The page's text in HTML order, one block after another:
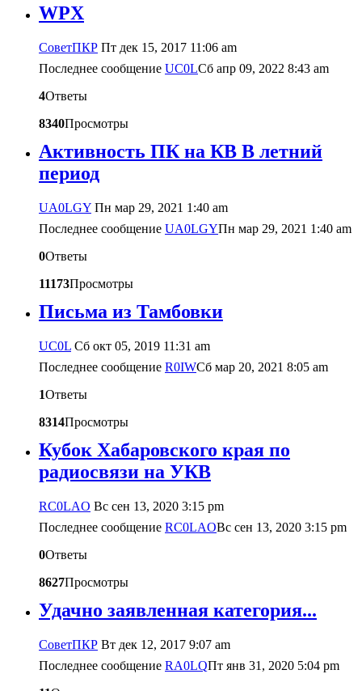
WPX
CоветПКР Пт дек 15, 2017 11:06 am
Последнее сообщение UC0LСб апр 09, 2022 8:43 am
4Ответы
8340Просмотры
Активность ПК на КВ В летний
период
UA0LGY Пн мар 29, 2021 1:40 am
Последнее сообщение UA0LGYПн мар 29, 2021 1:40 am
0Ответы
11173Просмотры
Письма из Тамбовки
UC0L Сб окт 05, 2019 11:31 am
Последнее сообщение R0IWСб мар 20, 2021 8:05 am
1Ответы
8314Просмотры
Кубок Хабаровского края по
радиосвязи на УКВ
RC0LAO Вс сен 13, 2020 3:15 pm
Последнее сообщение RC0LAOВс сен 13, 2020 3:15 pm
0Ответы
8627Просмотры
Удачно заявленная категория...
CоветПКР Вт дек 12, 2017 9:07 am
Последнее сообщение RA0LQПт янв 31, 2020 5:04 pm